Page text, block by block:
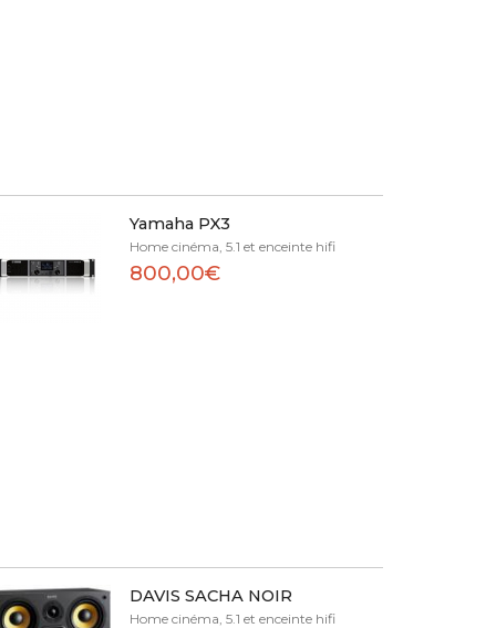
Yamaha PX3
Home cinéma, 5.1 et enceinte hifi
800,00€
DAVIS SACHA NOIR
Home cinéma, 5.1 et enceinte hifi